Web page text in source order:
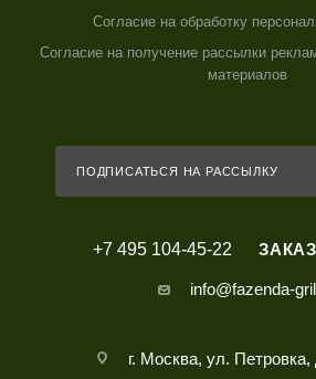
Согласие на обработку
Согласие на получение рассылки
материалов
ПОДПИСАТЬСЯ НА РАССЫЛКУ
+7 495 104-45-22
info@fazenda-
г. Москва, ул. Петровка,